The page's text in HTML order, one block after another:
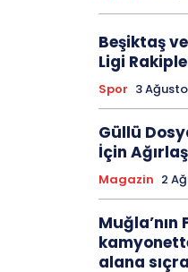
Beşiktaş
Ligi
Spor 3
Güllü
İçin
Magazin 2
alana